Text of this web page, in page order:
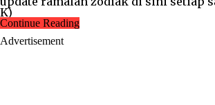
K)
Continue Reading
Advertisement